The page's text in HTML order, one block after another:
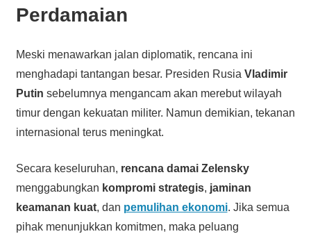
Perdamaian
Meski menawarkan jalan diplomatik, rencana ini
menghadapi tantangan besar. Presiden Rusia Vladimir
Putin sebelumnya mengancam akan merebut wilayah
timur dengan kekuatan militer. Namun demikian, tekanan
internasional terus meningkat.
Secara keseluruhan, rencana damai Zelensky
menggabungkan kompromi strategis, jaminan
keamanan kuat, dan pemulihan ekonomi. Jika semua
pihak menunjukkan komitmen, maka peluang